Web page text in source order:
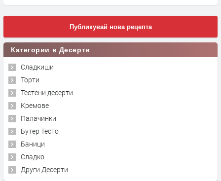
Публикувай нова рецепта
Категории в Десерти
Сладкиши
Торти
Тестени десерти
Кремове
Палачинки
Бутер Тесто
Баници
Сладко
Други Десерти